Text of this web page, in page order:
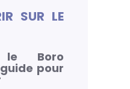
SUR LE
le Boro
pour